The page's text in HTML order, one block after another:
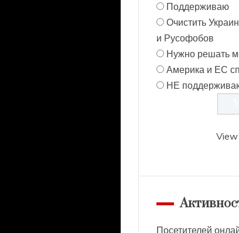
Поддерживаю
Очистить
и Русофобов
Нужно решать
Америка и ЕС
НЕ
View
Посетителей